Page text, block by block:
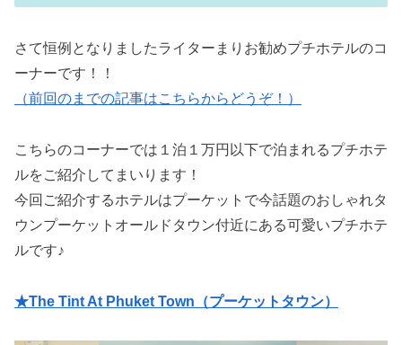
さて恒例となりましたライターまりお勧めプチホテルのコ
ーナーです！！
（前回のまでの記事はこちらからどうぞ！）
こちらのコーナーでは１泊１万円以下で泊まれるプチホテ
ルをご紹介してまいります！
今回ご紹介するホテルはプーケットで今話題のおしゃれタ
ウンプーケットオールドタウン付近にある可愛いプチホテ
ルです♪
★The Tint At Phuket Town（プーケットタウン）